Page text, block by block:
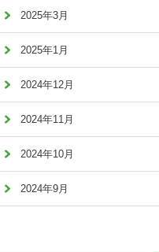
2025年3月
2025年1月
2024年12月
2024年11月
2024年10月
2024年9月